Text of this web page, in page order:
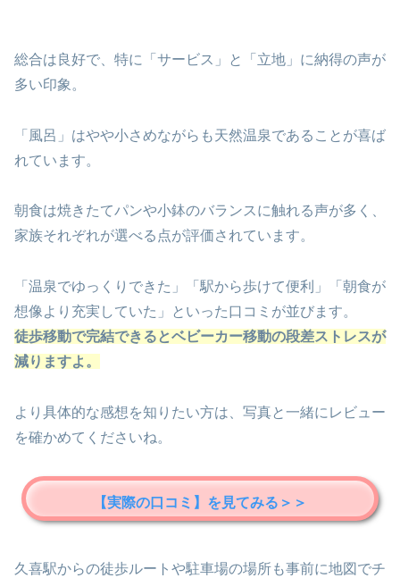
総合は良好で、特に「サービス」と「立地」に納得の声が
多い印象。
「風呂」はやや小さめながらも天然温泉であることが喜ば
れています。
朝食は焼きたてパンや小鉢のバランスに触れる声が多く、
家族それぞれが選べる点が評価されています。
「温泉でゆっくりできた」「駅から歩けて便利」「朝食が
想像より充実していた」といった口コミが並びます。
徒歩移動で完結できるとベビーカー移動の段差ストレスが
減りますよ。
より具体的な感想を知りたい方は、写真と一緒にレビュー
を確かめてくださいね。
【実際の口コミ】を見てみる＞＞
久喜駅からの徒歩ルートや駐車場の場所も事前に地図でチ